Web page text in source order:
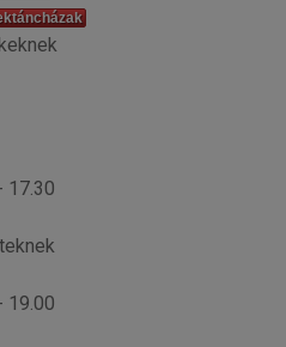
17.30
19.00